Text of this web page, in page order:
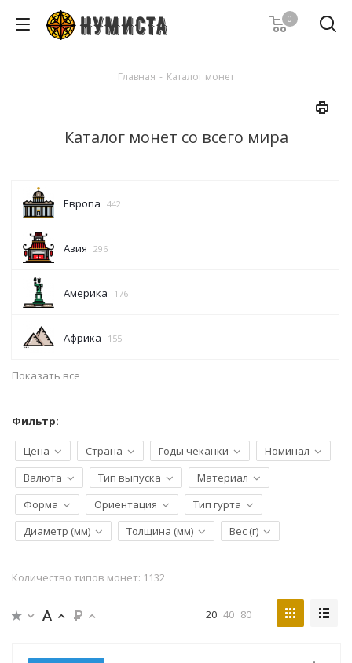
0
Главная - Каталог монет
Каталог монет со всего мира
Европа 442
Азия 296
Америка 176
Африка 155
Показать все
Фильтр:
Цена Страна Годы чеканки
Номинал
Валюта
Тип выпуска
Материал
Форма
Ориентация
Тип гурта
Диаметр (мм)
Толщина (мм) Вес (г)
Количество типов монет: 1132
20 40 80